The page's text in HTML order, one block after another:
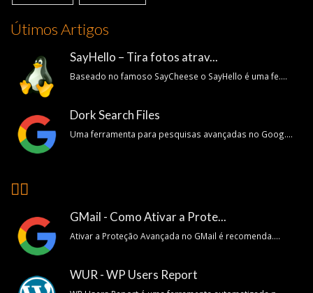
Útimos Artigos
SayHello – Tira fotos atrav...
Baseado no famoso SayCheese o SayHello é uma fe....
Dork Search Files
Uma ferramenta para pesquisas avançadas no Goog....
👍🏽
GMail - Como Ativar a Prote...
Ativar a Proteção Avançada no GMail é recomenda....
WUR - WP Users Report